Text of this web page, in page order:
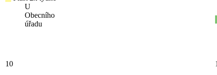
U
Obecního
úřadu
10